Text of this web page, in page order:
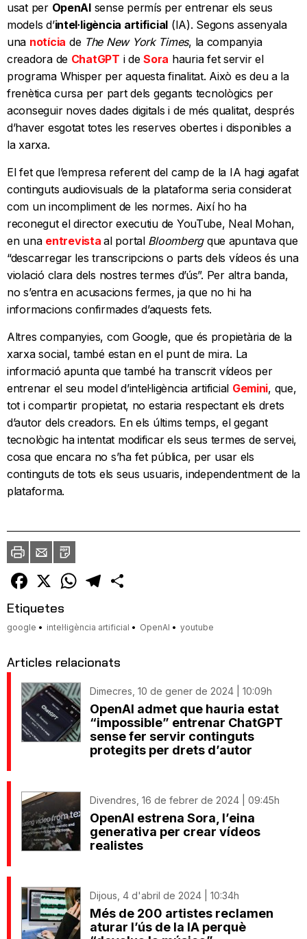
usat per OpenAIsense permís per entrenar els seus
models d’intel·ligència artificial (IA). Segons assenyala
una notícia de The New York Times, la companyia
creadora de ChatGPT i deSora hauria fet servir el
programa Whisper per aquesta finalitat. Això es deu a la
frenètica cursa per part dels gegants tecnològics per
aconseguir noves dades digitals i de més qualitat, després
d’haver esgotat totes les reserves obertes i disponibles a
la xarxa.
El fet que l’empresa referent del camp de la IA hagi agafat
continguts audiovisuals de la plataforma seria considerat
com un incompliment de les normes. Així ho ha
reconegut el director executiu de YouTube, Neal Mohan,
en una entrevistaal portal Bloomberg que apuntava que
“descarregar les transcripcions o parts dels vídeos és una
violació clara dels nostres termes d’ús”. Per altra banda,
no s’entra en acusacions fermes, ja que no hi ha
informacions confirmades d’aquests fets.
Altres companyies, com Google, que és propietària de la
xarxa social, també estan en el punt de mira. La
informació apunta que també ha transcrit vídeos per
entrenar el seu model d’intel·ligència artificial Gemini, que,
tot i compartir propietat, no estaria respectant els drets
d’autor dels creadors. En els últims temps, el gegant
tecnològic ha intentat modificar els seus termes de servei,
cosa que encara no s’ha fet pública, per usar els
continguts de tots els seus usuaris, independentment de la
plataforma.
ImprimirEnvia
un
amic
PDF
Facebook
X WhatsAppTelegram
Etiquetes
google intel·ligència artificial OpenAI youtube
Articles relacionats
Dimecres, 10 de gener de 2024 | 10:09h
OpenAI admet que hauria estat
“impossible” entrenar ChatGPT
sense fer servir continguts
protegits per drets d’autor
Divendres, 16 de febrer de 2024 | 09:45h
OpenAI estrena Sora, l’eina
generativa per crear vídeos
realistes
Dijous, 4 d'abril de 2024 | 10:34h
Més de 200 artistes reclamen
aturar l’ús de la IA perquè